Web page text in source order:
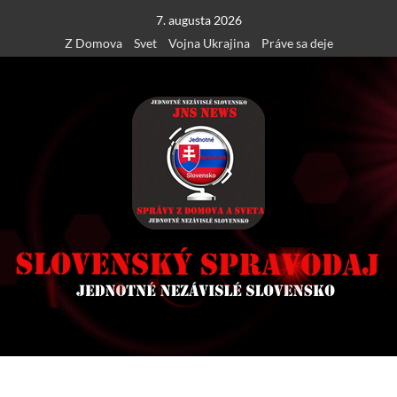
content
7. augusta 2026
Z Domova
Svet Vojna Ukrajina Práve sa deje